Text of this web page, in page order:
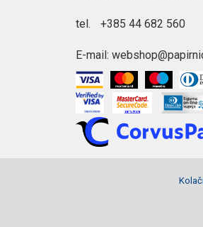
tel. +385 44 682 560
E-mail: